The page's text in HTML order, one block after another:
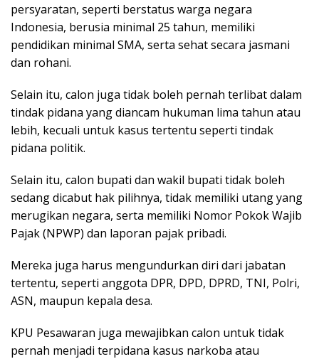
persyaratan, seperti berstatus warga negara
Indonesia, berusia minimal 25 tahun, memiliki
pendidikan minimal SMA, serta sehat secara jasmani
dan rohani.
Selain itu, calon juga tidak boleh pernah terlibat dalam
tindak pidana yang diancam hukuman lima tahun atau
lebih, kecuali untuk kasus tertentu seperti tindak
pidana politik.
Selain itu, calon bupati dan wakil bupati tidak boleh
sedang dicabut hak pilihnya, tidak memiliki utang yang
merugikan negara, serta memiliki Nomor Pokok Wajib
Pajak (NPWP) dan laporan pajak pribadi.
Mereka juga harus mengundurkan diri dari jabatan
tertentu, seperti anggota DPR, DPD, DPRD, TNI, Polri,
ASN, maupun kepala desa.
KPU Pesawaran juga mewajibkan calon untuk tidak
pernah menjadi terpidana kasus narkoba atau